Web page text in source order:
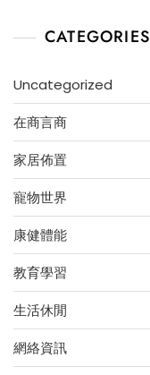
CATEGORIES
Uncategorized
在商言商
家居佈置
寵物世界
康健體能
教育學習
生活休閒
網絡資訊